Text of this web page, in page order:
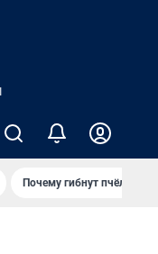
Почему гибнут пчёлы?